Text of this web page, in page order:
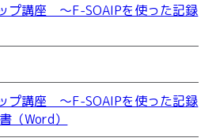
プ講座 ～F-SOAIPを使った記録
プ講座 ～F-SOAIPを使った記録
（Word）